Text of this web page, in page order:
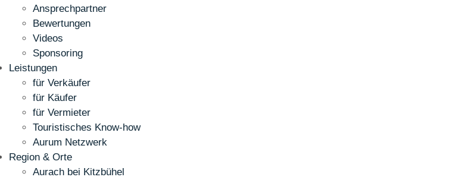
Ansprechpartner
Bewertungen
Videos
Sponsoring
Leistungen
für Verkäufer
für Käufer
für Vermieter
Touristisches Know-how
Aurum Netzwerk
Region & Orte
Aurach bei Kitzbühel